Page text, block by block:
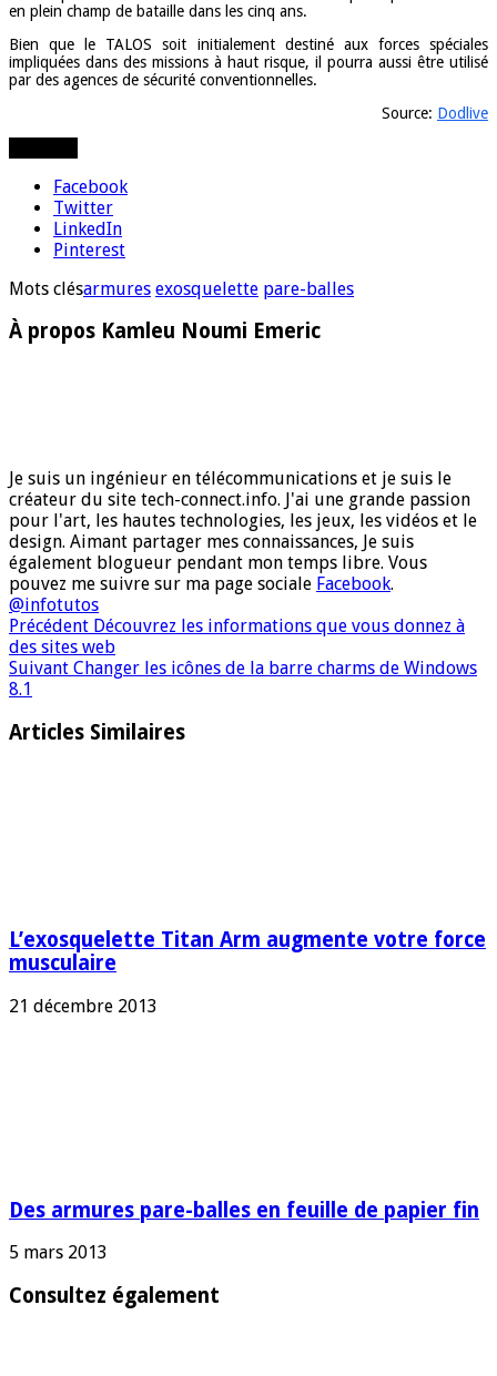
en plein champ de bataille dans les cinq ans.
Bien que le TALOS soit initialement destiné aux forces spéciales
impliquées dans des missions à haut risque, il pourra aussi être utilisé
par des agences de sécurité conventionnelles.
Source: Dodlive
Facebook
Twitter
LinkedIn
Pinterest
Mots clésarmures exosquelette pare-balles
À propos Kamleu Noumi Emeric
Je suis un ingénieur en télécommunications et je suis le
créateur du site tech-connect.info. J'ai une grande passion
pour l'art, les hautes technologies, les jeux, les vidéos et le
design. Aimant partager mes connaissances, Je suis
également blogueur pendant mon temps libre. Vous
pouvez me suivre sur ma page sociale Facebook.
@infotutos
Précédent Découvrez les informations que vous donnez à
des sites web
Suivant Changer les icônes de la barre charms de Windows
8.1
Articles Similaires
L’exosquelette Titan Arm augmente votre force
musculaire
21 décembre 2013
Des armures pare-balles en feuille de papier fin
5 mars 2013
Consultez également